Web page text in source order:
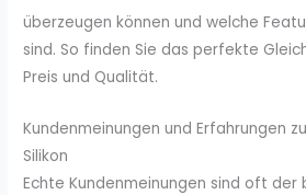
überzeugen können und welche
sind. So finden Sie das perfekte
Preis und Qualität.
Kundenmeinungen und Erfahrungen
Silikon
Echte Kundenmeinungen sind oft